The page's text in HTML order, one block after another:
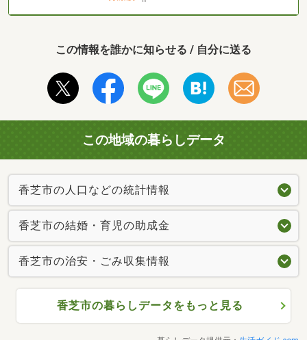
この情報を誰かに知らせる / 自分に送る
この地域の暮らしデータ
香芝市の人口などの統計情報
香芝市の結婚・育児の助成金
香芝市の治安・ごみ収集情報
香芝市の暮らしデータをもっと見る